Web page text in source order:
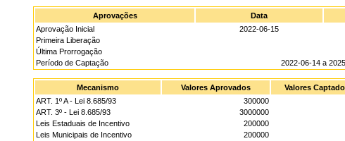
Aprovações Data
Aprovação Inicial
2022-06-15
Primeira Liberação
Última Prorrogação
Período de Captação
2022-06-14 a
Mecanismo Valores Aprovados Valores
ART. 1º A - Lei 8.685/93
300000
ART. 3º - Lei 8.685/93
3000000
Leis Estaduais de Incentivo
200000
Leis Municipais de Incentivo
200000